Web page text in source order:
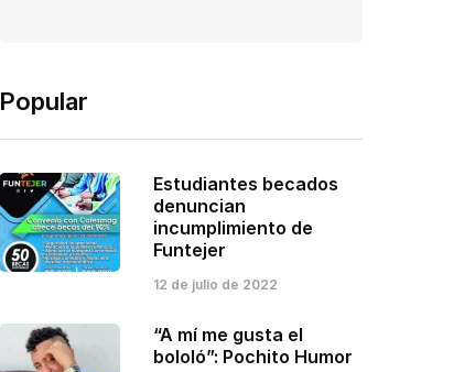
Popular
Estudiantes becados
denuncian
incumplimiento de
Funtejer
12 de julio de 2022
“A mí me gusta el
bololó”: Pochito Humor